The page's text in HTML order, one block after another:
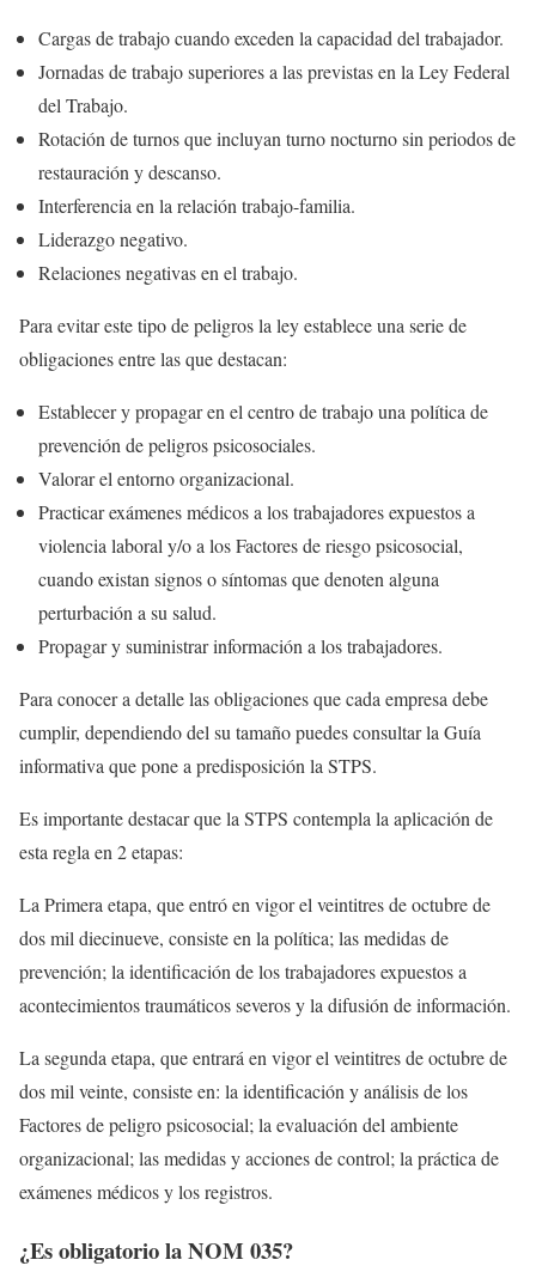
Cargas de trabajo cuando exceden la capacidad del trabajador.
Jornadas de trabajo superiores a las previstas en la Ley Federal
del Trabajo.
Rotación de turnos que incluyan turno nocturno sin periodos de
restauración y descanso.
Interferencia en la relación trabajo-familia.
Liderazgo negativo.
Relaciones negativas en el trabajo.
Para evitar este tipo de peligros la ley establece una serie de
obligaciones entre las que destacan:
Establecer y propagar en el centro de trabajo una política de
prevención de peligros psicosociales.
Valorar el entorno organizacional.
Practicar exámenes médicos a los trabajadores expuestos a
violencia laboral y/o a los Factores de riesgo psicosocial,
cuando existan signos o síntomas que denoten alguna
perturbación a su salud.
Propagar y suministrar información a los trabajadores.
Para conocer a detalle las obligaciones que cada empresa debe
cumplir, dependiendo del su tamaño puedes consultar la Guía
informativa que pone a predisposición la STPS.
Es importante destacar que la STPS contempla la aplicación de
esta regla en 2 etapas:
La Primera etapa, que entró en vigor el veintitres de octubre de
dos mil diecinueve, consiste en la política; las medidas de
prevención; la identificación de los trabajadores expuestos a
acontecimientos traumáticos severos y la difusión de información.
La segunda etapa, que entrará en vigor el veintitres de octubre de
dos mil veinte, consiste en: la identificación y análisis de los
Factores de peligro psicosocial; la evaluación del ambiente
organizacional; las medidas y acciones de control; la práctica de
exámenes médicos y los registros.
¿Es obligatorio la NOM 035?